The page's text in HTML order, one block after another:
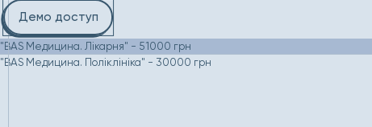
Демо доступ
"BAS Медицина. Лікарня" - 51000 грн
"BAS Медицина. Поліклініка" - 30000 грн